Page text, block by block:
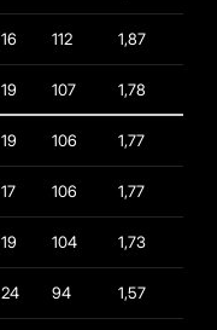
16 112 1,87
19 107 1,78
19 106 1,77
17 106 1,77
19 104 1,73
24 94 1,57